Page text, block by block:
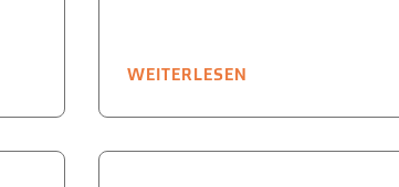
WEITERLESEN